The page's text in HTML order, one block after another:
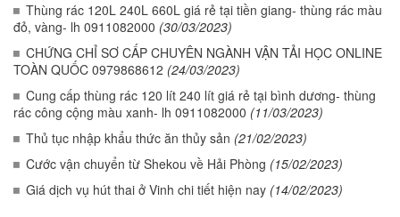
Thùng rác 120L 240L 660L giá rẻ tại tiền giang- thùng rác màu
đỏ, vàng- lh 0911082000 (30/03/2023)
CHỨNG CHỈ SƠ CẤP CHUYÊN NGÀNH VẬN TẢI HỌC ONLINE
TOÀN QUỐC 0979868612 (24/03/2023)
Cung cấp thùng rác 120 lít 240 lít giá rẻ tại bình dương- thùng
rác công cộng màu xanh- lh 0911082000 (11/03/2023)
Thủ tục nhập khẩu thức ăn thủy sản (21/02/2023)
Cước vận chuyển từ Shekou về Hải Phòng (15/02/2023)
Giá dịch vụ hút thai ở Vinh chi tiết hiện nay (14/02/2023)